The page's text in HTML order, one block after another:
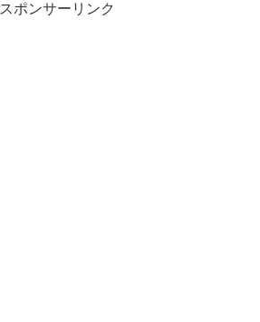
スポンサーリンク